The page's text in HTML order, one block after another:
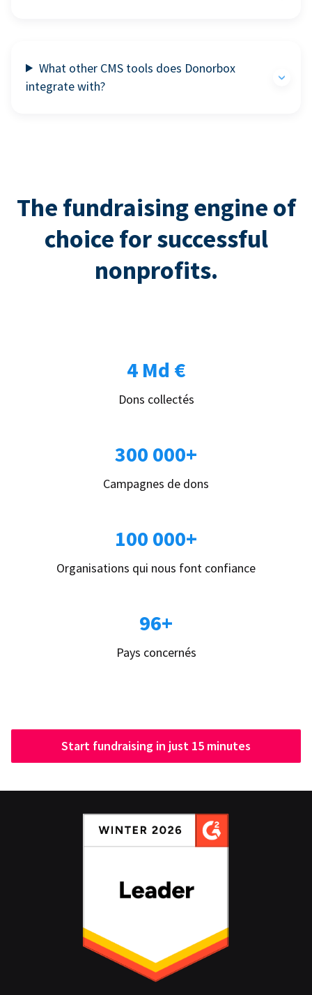
What other CMS tools does Donorbox
integrate with?
The fundraising engine of
choice for successful
nonprofits.
4 Md €
Dons collectés
300 000+
Campagnes de dons
100 000+
Organisations qui nous font confiance
96+
Pays concernés
Start fundraising in just 15 minutes